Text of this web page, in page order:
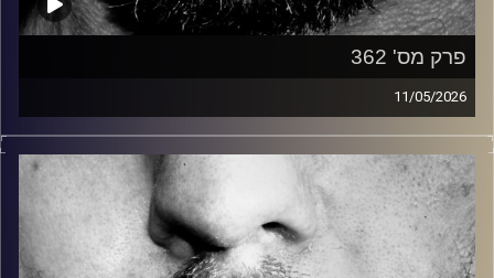
פרק מס' 362
11/05/2026
זיפים, מוזיקה מחוספסת של הופעות חיות. הרבה ג'אם, רוק,
בלוז, bluegrass, ג'אז, Fאנק, פרוגרסיב ואפילו אלקטרוניקה.
כל מה שחי, אמיתי ונושם.
עם שמוליק רגב.
קרדיט תמונות: David Goehring